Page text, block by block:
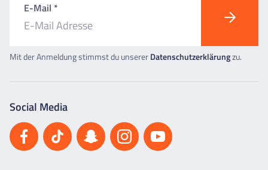
E-Mail *
Mit der Anmeldung stimmst du unsererDatenschutzerklärungzu.
Social Media